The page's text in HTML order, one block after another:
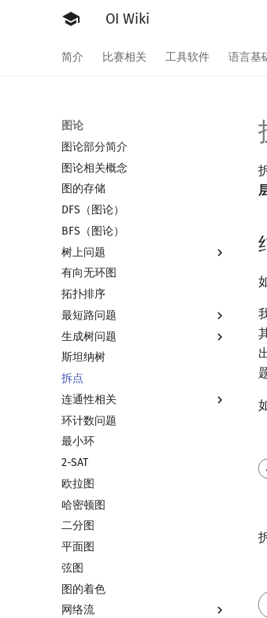
OI Wiki
简介 比赛相关 工具软件 语言基
图论
图论部分简介
图论相关概念
图的存储
DFS（图论）
BFS（图论）
树上问题
树基础
树的直径
树的中心
树的重心
最近公共祖先
树链剖分
树上启发式合并
虚树
树分治
动态树分治
AHU 算法
树哈希
树上随机游走
有向无环图
拓扑排序
最短路问题
最短路
差分约束
k 短路
同余最短路
生成树问题
最小生成树
最小树形图
最小直径生成树
斯坦纳树
拆点
连通性相关
强连通分量
双连通分量
割点和桥
圆方树
点/边连通度
环计数问题
最小环
2-SAT
欧拉图
哈密顿图
二分图
平面图
弦图
图的着色
网络流